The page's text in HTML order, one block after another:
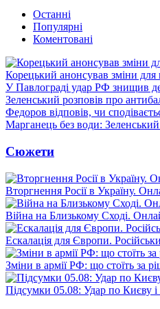
Останні
Популярні
Коментовані
Корецький анонсував зміни для
У Павлограді удар РФ знищив
Зеленський розповів про
Федоров відповів, чи
Марганець без води: Зеленський
Сюжети
Вторгнення Росії в Україну.
Війна на Близькому Сході.
Ескалація для Європи.
Зміни в армії РФ: що стоїть за
Підсумки 05.08: Удар по Києву і